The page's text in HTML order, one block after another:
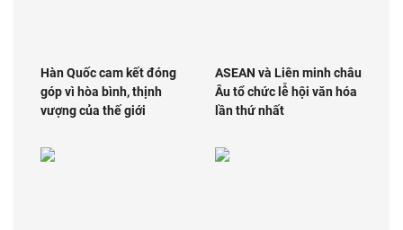
Hàn Quốc cam kết đóng
góp vì hòa bình, thịnh
vượng của thế giới
ASEAN và Liên minh châu
Âu tổ chức lễ hội văn hóa
lần thứ nhất